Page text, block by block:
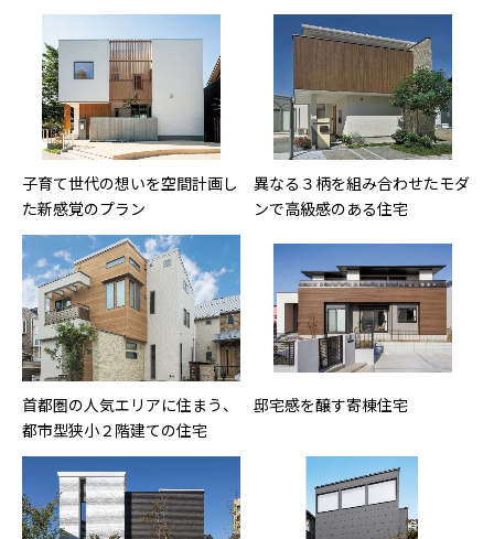
子育て世代の想いを空間計画し
た新感覚のプラン
異なる３柄を組み合わせたモダ
ンで高級感のある住宅
首都圏の人気エリアに住まう、
都市型狭小２階建ての住宅
邸宅感を醸す寄棟住宅